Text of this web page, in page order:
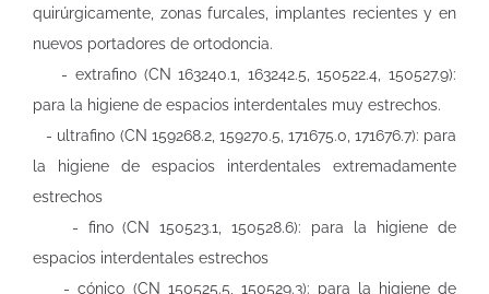
quirúrgicamente, zonas furcales, implantes recientes y en
nuevos portadores de ortodoncia.
- extrafino (CN 163240.1, 163242.5, 150522.4, 150527.9):
para la higiene de espacios interdentales muy estrechos.
- ultrafino (CN 159268.2, 159270.5, 171675.0, 171676.7): para
la higiene de espacios interdentales extremadamente
estrechos
- fino (CN 150523.1, 150528.6): para la higiene de
espacios interdentales estrechos
- cónico (CN 150525.5, 150529.3): para la higiene de